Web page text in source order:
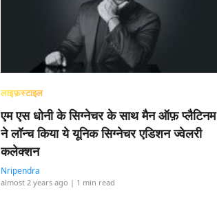
लाइफ़स्टाइल
एम एस धोनी के सिग्नेचर के साथ मैन ऑफ़ प्लैटिनम
ने लॉन्च किया ये यूनिक सिग्नेचर एडिशन ज्वेलरी
कलेक्शन
Nripendra
almost 2 years ago | 1 min read